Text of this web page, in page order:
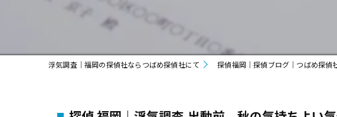
浮気調査｜福岡の探偵社ならつばめ探偵社にて 探偵福岡｜探偵ブログ｜つばめ探偵